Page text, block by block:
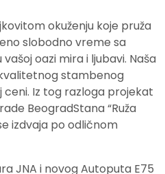
okuženju koje pruža
slobodno vreme sa
oazi mira i ljubavi. Naša
stambenog
Iz tog razloga projekat
BeogradStana “Ruža
izdvaja po odličnom
JNA i novog Autoputa E75